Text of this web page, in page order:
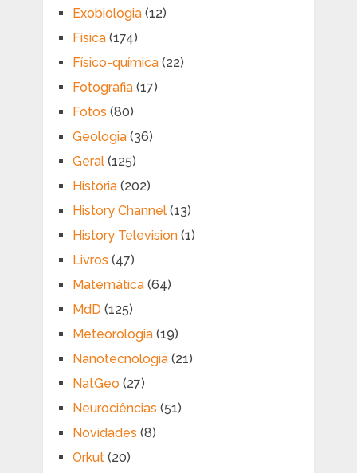
Exobiologia(12)
Física(174)
Físico-química(22)
Fotografia(17)
Fotos (80)
Geologia(36)
Geral(125)
História(202)
History Channel(13)
History Television(1)
Livros (47)
Matemática(64)
MdD (125)
Meteorologia(19)
Nanotecnologia(21)
NatGeo (27)
Neurociências (51)
Novidades (8)
Orkut(20)